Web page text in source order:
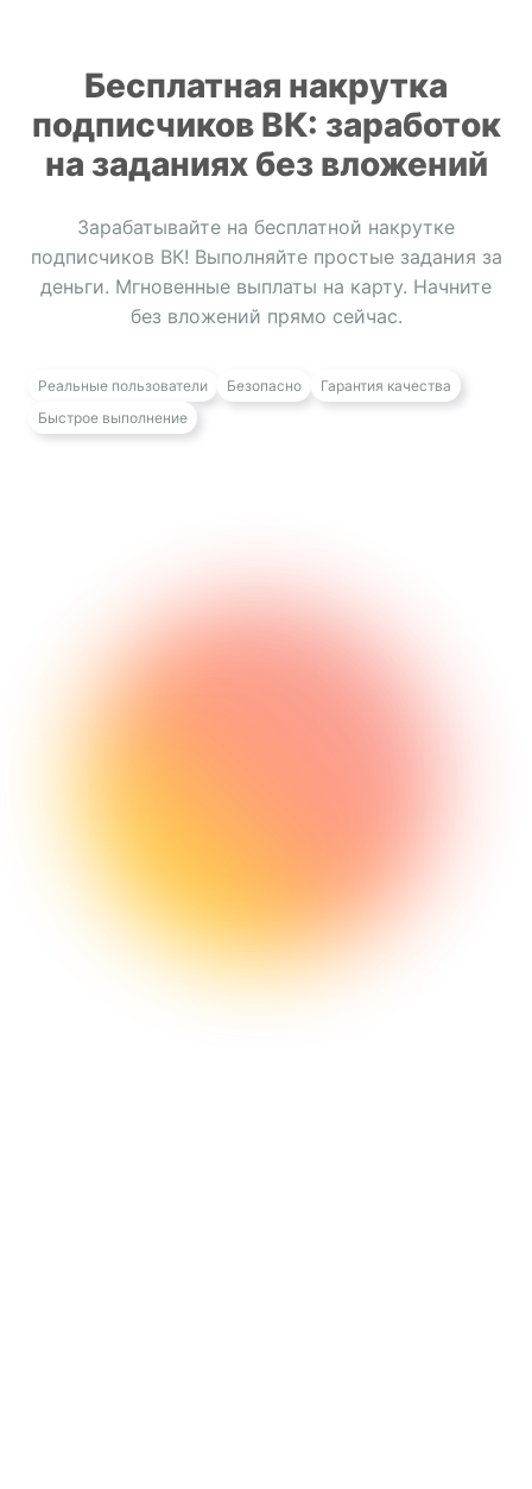
Бесплатная накрутка
подписчиков ВК: заработок
на заданиях без вложений
Зарабатывайте на бесплатной накрутке
подписчиков ВК! Выполняйте простые задания за
деньги. Мгновенные выплаты на карту. Начните
без вложений прямо сейчас.
Реальные пользователи Безопасно
Гарантия качества
Быстрое выполнение